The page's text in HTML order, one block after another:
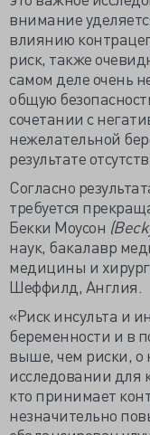
внимание
влиянию
риск, также
самом деле очень
общую
сочетании с
нежелательной
результате
Согласно
требуется
Бекки Моусон
наук, бакалавр
медицины и
Шеффилд, Англия.
«Риск инсульта и
беременности и в
выше, чем риски, о
исследовании для
кто принимает
незначительно